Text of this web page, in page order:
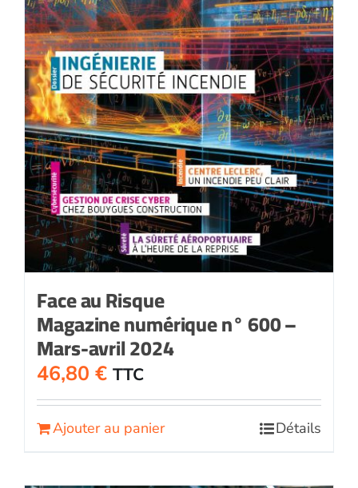
Face au Risque
Magazine numérique n° 600 –
Mars-avril 2024
46,80 € TTC
Ajouter au panier Détails